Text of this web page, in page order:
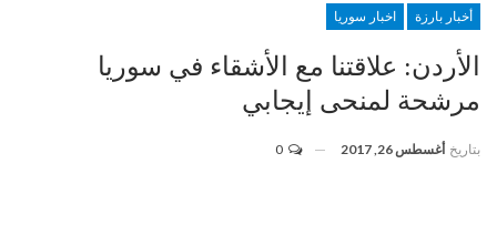
أخبار بارزة اخبار سوريا
الأردن: علاقتنا مع الأشقاء في سوريا
مرشحة لمنحى إيجابي
بتاريخ أغسطس 26, 2017